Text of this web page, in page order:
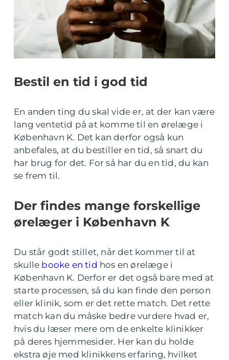
Bestil en tid i god tid
En anden ting du skal vide er, at der kan være
lang ventetid på at komme til en ørelæge i
København K. Det kan derfor også kun
anbefales, at du bestiller en tid, så snart du
har brug for det. For så har du en tid, du kan
se frem til.
Der findes mange forskellige
ørelæger i København K
Du står godt stillet, når det kommer til at
skulle booke en tid hos en ørelæge i
København K. Derfor er det også bare med at
starte processen, så du kan finde den person
eller klinik, som er det rette match. Det rette
match kan du måske bedre vurdere hvad er,
hvis du læser mere om de enkelte klinikker
på deres hjemmesider. Her kan du holde
ekstra øje med klinikkens erfaring, hvilket